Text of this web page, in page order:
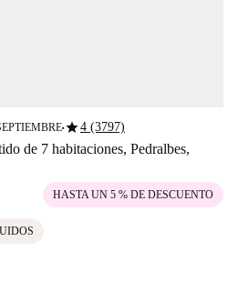
■star4 (3797)
de 7 habitaciones, Pedralbes,
HASTA UN 5 % DE DESCUENTO